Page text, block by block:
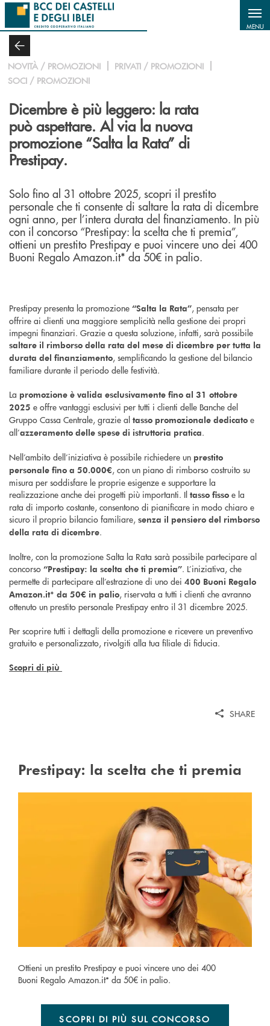
Salta al contenuto principale
MENU
NOVITÀ / PROMOZIONI
PRIVATI / PROMOZIONI
SOCI / PROMOZIONI
Dicembre è più leggero: la rata
può aspettare. Al via la nuova
promozione “Salta la Rata” di
Prestipay.
Solo fino al 31 ottobre 2025, scopri il prestito
personale che ti consente di saltare la rata di dicembre
ogni anno, per l’intera durata del finanziamento. In più
con il concorso “Prestipay: la scelta che ti premia”,
ottieni un prestito Prestipay e puoi vincere uno dei 400
Buoni Regalo Amazon.it* da 50€ in palio.
Prestipay presenta la promozione “Salta la Rata”, pensata per
offrire ai clienti una maggiore semplicità nella gestione dei propri
impegni finanziari. Grazie a questa soluzione, infatti, sarà possibile
saltare il rimborso della rata del mese di dicembre per tutta la
durata del finanziamento, semplificando la gestione del bilancio
familiare durante il periodo delle festività.
La promozione è valida esclusivamente fino al 31 ottobre
2025 e offre vantaggi esclusivi per tutti i clienti delle Banche del
Gruppo Cassa Centrale, grazie al tasso promozionale dedicato e
all’azzeramento delle spese di istruttoria pratica.
Nell’ambito dell’iniziativa è possibile richiedere un prestito
personale fino a 50.000€, con un piano di rimborso costruito su
misura per soddisfare le proprie esigenze e supportare la
realizzazione anche dei progetti più importanti. Il tasso fisso e la
rata di importo costante, consentono di pianificare in modo chiaro e
sicuro il proprio bilancio familiare, senza il pensiero del rimborso
della rata di dicembre.
Inoltre, con la promozione Salta la Rata sarà possibile partecipare al
concorso “Prestipay: la scelta che ti premia”. L’iniziativa, che
permette di partecipare all’estrazione di uno dei 400 Buoni Regalo
Amazon.it* da 50€ in palio, riservata a tutti i clienti che avranno
ottenuto un prestito personale Prestipay entro il 31 dicembre 2025.
Per scoprire tutti i dettagli della promozione e ricevere un preventivo
gratuito e personalizzato, rivolgiti alla tua filiale di fiducia.
Scopri di più
SHARE
Prestipay: la scelta che ti premia
Ottieni un prestito Prestipay e puoi vincere uno dei 400
Buoni Regalo Amazon.it* da 50€ in palio.
SCOPRI DI PIÙ SUL CONCORSO